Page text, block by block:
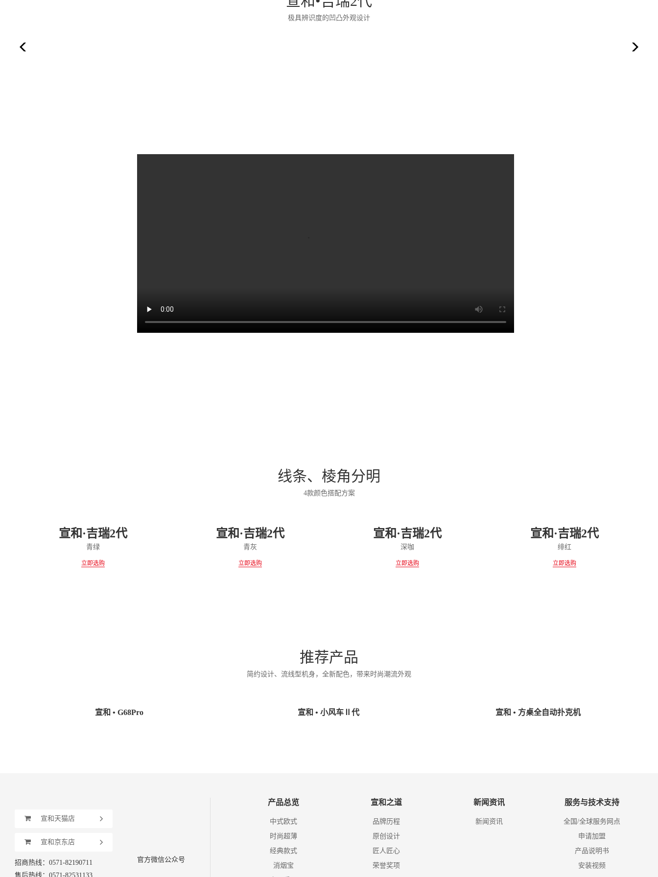
极具辨识度的凹凸外观设计
线条、棱角分明
4款颜色搭配方案
宣和·吉瑞2代
青绿
立即选购
宣和·吉瑞2代
青灰
立即选购
宣和·吉瑞2代
深咖
立即选购
宣和·吉瑞2代
绯红
立即选购
推荐产品
简约设计、流线型机身，全新配色，带来时尚潮流外观
宣和 • G68Pro 宣和 • 小风车Ⅱ代 宣和 • 方桌全自动扑克机
官方微信公众号
宣和天猫店
宣和京东店
招商热线：0571-82190711
售后热线：0571-82531133
产品总览
中式欧式
时尚超薄
经典款式
消烟宝
宣和之道
品牌历程
原创设计
匠人匠心
荣誉奖项
新闻资讯
新闻资讯
服务与技术支持
全国/全球服务网点
申请加盟
产品说明书
安装视频